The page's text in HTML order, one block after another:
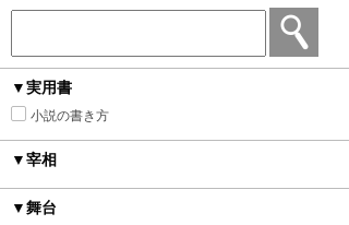
▼実用書
小説の書き方
▼宰相
▼舞台